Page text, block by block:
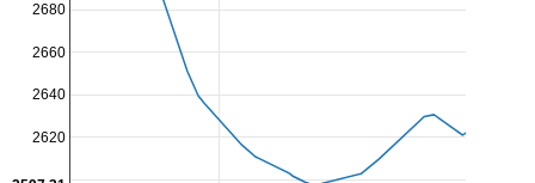
2620
2640
2660
2680